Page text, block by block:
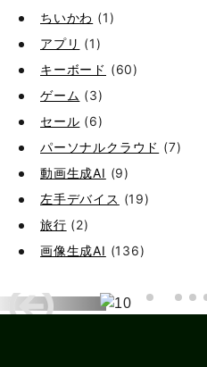
ちいかわ (1)
アプリ (1)
キーボード (60)
ゲーム (3)
セール (6)
パーソナルクラウド (7)
動画生成AI (9)
左手デバイス (19)
旅行 (2)
画像生成AI (136)